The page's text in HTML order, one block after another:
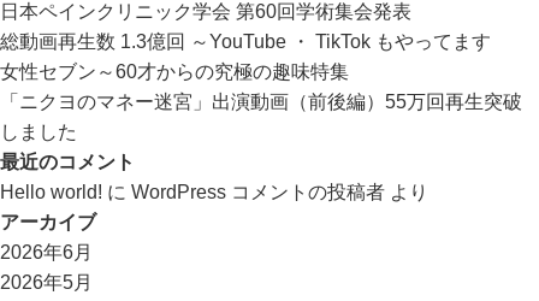
日本ペインクリニック学会 第60回学術集会発表
総動画再生数 1.3億回 ～YouTube ・ TikTok もやってます
女性セブン～60才からの究極の趣味特集
「ニクヨのマネー迷宮」出演動画（前後編）55万回再生突破
しました
最近のコメント
Hello world! に WordPress コメントの投稿者 より
アーカイブ
2026年6月
2026年5月